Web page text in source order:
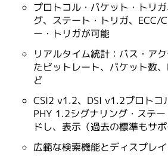
プロトコル・パケット・トリ
グ、ステート・トリガ、ECC/
ー・トリガが可能
リアルタイム統計：バス・ア
たビットレート、パケット数
ど
CSI2 v1.2、DSI v1.2プロトコ
PHY 1.2シグナリング・ステ
ドし、表示（過去の標準もサポ
広範な検索機能とディスプレ